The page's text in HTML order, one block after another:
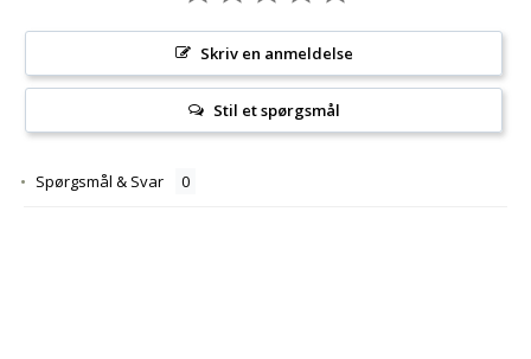
Skriv en anmeldelse
Stil et spørgsmål
Spørgsmål & Svar